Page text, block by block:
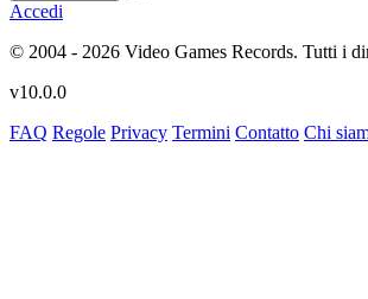
Accedi
© 2004 - 2026 Video Games Records. Tutti i
v10.0.0
FAQ Regole Privacy Termini Contatto Chi